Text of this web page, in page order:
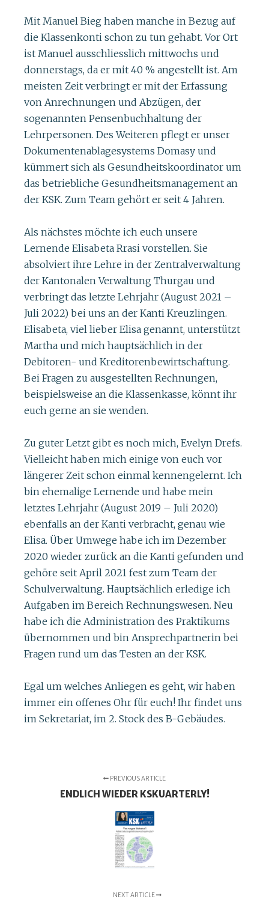
Mit Manuel Bieg haben manche in Bezug auf
die Klassenkonti schon zu tun gehabt. Vor Ort
ist Manuel ausschliesslich mittwochs und
donnerstags, da er mit 40 % angestellt ist. Am
meisten Zeit verbringt er mit der Erfassung
von Anrechnungen und Abzügen, der
sogenannten Pensenbuchhaltung der
Lehrpersonen. Des Weiteren pflegt er unser
Dokumentenablagesystems Domasy und
kümmert sich als Gesundheitskoordinator um
das betriebliche Gesundheitsmanagement an
der KSK. Zum Team gehört er seit 4 Jahren.
Als nächstes möchte ich euch unsere
Lernende Elisabeta Rrasi vorstellen. Sie
absolviert ihre Lehre in der Zentralverwaltung
der Kantonalen Verwaltung Thurgau und
verbringt das letzte Lehrjahr (August 2021 –
Juli 2022) bei uns an der Kanti Kreuzlingen.
Elisabeta, viel lieber Elisa genannt, unterstützt
Martha und mich hauptsächlich in der
Debitoren- und Kreditorenbewirtschaftung.
Bei Fragen zu ausgestellten Rechnungen,
beispielsweise an die Klassenkasse, könnt ihr
euch gerne an sie wenden.
Zu guter Letzt gibt es noch mich, Evelyn Drefs.
Vielleicht haben mich einige von euch vor
längerer Zeit schon einmal kennengelernt. Ich
bin ehemalige Lernende und habe mein
letztes Lehrjahr (August 2019 – Juli 2020)
ebenfalls an der Kanti verbracht, genau wie
Elisa. Über Umwege habe ich im Dezember
2020 wieder zurück an die Kanti gefunden und
gehöre seit April 2021 fest zum Team der
Schulverwaltung. Hauptsächlich erledige ich
Aufgaben im Bereich Rechnungswesen. Neu
habe ich die Administration des Praktikums
übernommen und bin Ansprechpartnerin bei
Fragen rund um das Testen an der KSK.
Egal um welches Anliegen es geht, wir haben
immer ein offenes Ohr für euch! Ihr findet uns
im Sekretariat, im 2. Stock des B-Gebäudes.
PREVIOUS ARTICLE
ENDLICH WIEDER KSKUARTERLY!
NEXT ARTICLE